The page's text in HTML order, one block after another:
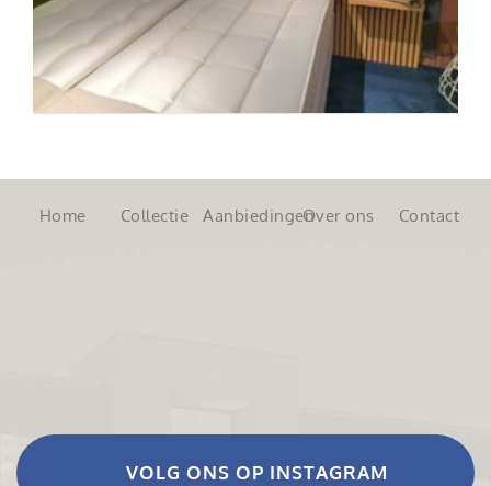
Home Collectie AanbiedingenOver ons Contact
VOLG ONS OP INSTAGRAM